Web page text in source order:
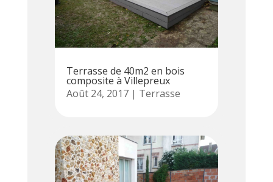
Terrasse de 40m2 en bois
composite à Villepreux
Août 24, 2017| Terrasse